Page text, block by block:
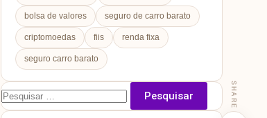
SHARE
bolsa de valores seguro de carro barato
criptomoedas fiis renda fixa
seguro carro barato
Pesquisar
por: